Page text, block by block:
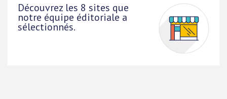
Découvrez les 8 sites que
notre équipe éditoriale a
sélectionnés.